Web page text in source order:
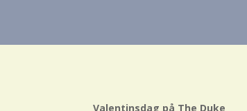
Valentinsdag på The Duke